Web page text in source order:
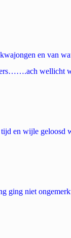
en van
wellicht
en wijle geloosd
ging niet